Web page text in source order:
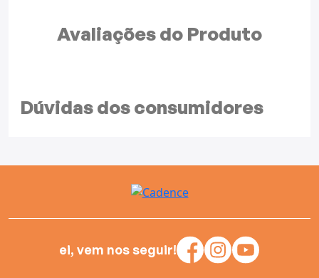
Avaliações do Produto
Dúvidas dosconsumidores
ei, vem nos seguir!